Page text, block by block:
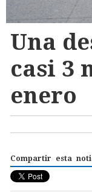
Una
casi 3
enero
Compartir esta